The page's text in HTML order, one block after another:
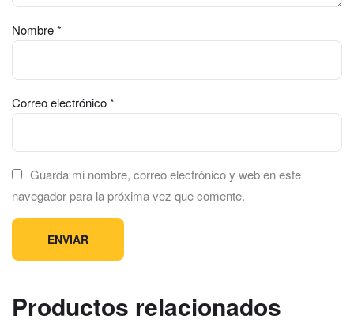
Nombre*
Correo electrónico*
Guarda mi nombre, correo electrónico y web en este
navegador para la próxima vez que comente.
Productos relacionados